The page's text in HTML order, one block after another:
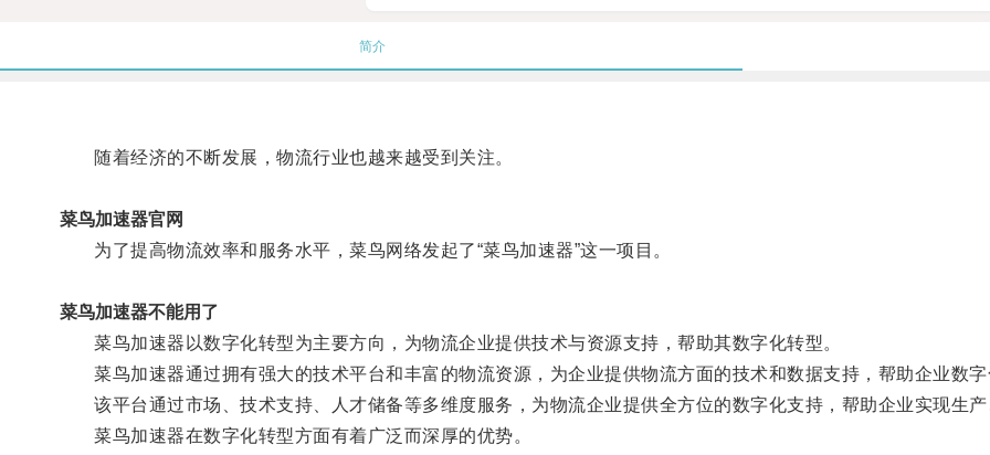
简介
随着经济的不断发展，物流行业也越来越受到关注。
菜鸟加速器官网
为了提高物流效率和服务水平，菜鸟网络发起了“菜鸟加速器”这一项目。
菜鸟加速器不能用了
菜鸟加速器以数字化转型为主要方向，为物流企业提供技术与资源支持，帮助其数字化转型。
菜鸟加速器通过拥有强大的技术平台和丰富的物流资源，为企业提供物流方面的技术和数据支持，帮助企业数字
该平台通过市场、技术支持、人才储备等多维度服务，为物流企业提供全方位的数字化支持，帮助企业实现生产
菜鸟加速器在数字化转型方面有着广泛而深厚的优势。